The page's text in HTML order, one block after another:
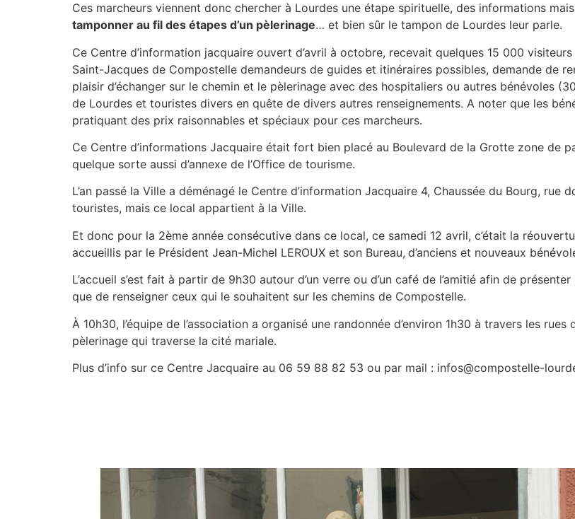
Ces marcheurs viennent donc chercher à Lourdes une étape spirituelle, des informations
tamponner au fil des étapes d’un pèlerinage… et bien sûr le tampon de Lourdes leur parle.
Ce Centre d’information jacquaire ouvert d’avril à octobre, recevait quelques 15 000
Saint-Jacques de Compostelle demandeurs de guides et itinéraires possibles, demande de
plaisir d’échanger sur le chemin et le pèlerinage avec des hospitaliers ou autres bénévoles
de Lourdes et touristes divers en quête de divers autres renseignements. A noter que les
pratiquant des prix raisonnables et spéciaux pour ces marcheurs.
Ce Centre d’informations Jacquaire était fort bien placé au Boulevard de la Grotte zone de
quelque sorte aussi d’annexe de l’Office de tourisme.
L’an passé la Ville a déménagé le Centre d’information Jacquaire 4, Chaussée du Bourg,
touristes, mais ce local appartient à la Ville.
Et donc pour la 2ème année consécutive dans ce local, ce samedi 12 avril, c’était la
accueillis par le Président Jean-Michel LEROUX et son Bureau, d’anciens et nouveaux
L’accueil s’est fait à partir de 9h30 autour d’un verre ou d’un café de l’amitié afin de
que de renseigner ceux qui le souhaitent sur les chemins de Compostelle.
À 10h30, l’équipe de l’association a organisé une randonnée d’environ 1h30 à travers les
pèlerinage qui traverse la cité mariale.
Plus d’info sur ce Centre Jacquaire au 06 59 88 82 53 ou par mail : infos@compostelle-